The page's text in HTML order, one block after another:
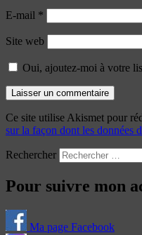
E-mail *
Site web
Oui, ajoutez-moi à votre
Ce site utilise Akismet pour
sur la façon dont les données
Rechercher
Pour suivre mon
Ma page Facebook